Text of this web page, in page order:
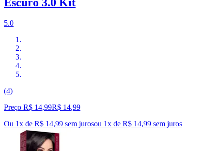
5.0
(4)
Preço R$ 14,99R$ 14,99
Ou 1x de R$ 14,99 sem jurosou 1x de R$ 14,99 sem juros